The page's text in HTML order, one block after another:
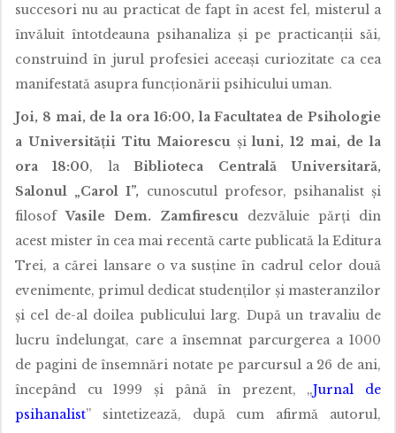
succesori nu au practicat de fapt în acest fel, misterul a
învăluit întotdeauna psihanaliza și pe practicanții săi,
construind în jurul profesiei aceeași curiozitate ca cea
manifestată asupra funcționării psihicului uman.
Joi, 8 mai, de la ora 16:00, la Facultatea de Psihologie
a Universității Titu Maiorescu și luni, 12 mai, de la
ora 18:00, la Biblioteca Centrală Universitară,
Salonul „Carol I”, cunoscutul profesor, psihanalist și
filosofVasile Dem. Zamfirescu dezvăluie părți din
acest mister în cea mai recentă carte publicată la Editura
Trei, a cărei lansare o va susține în cadrul celor două
evenimente, primul dedicat studenților și masteranzilor
și cel de-al doilea publicului larg. După un travaliu de
lucru îndelungat, care a însemnat parcurgerea a 1000
de pagini de însemnări notate pe parcursul a 26 de ani,
începând cu 1999 și până în prezent, „Jurnal de
psihanalist” sintetizează, după cum afirmă autorul,